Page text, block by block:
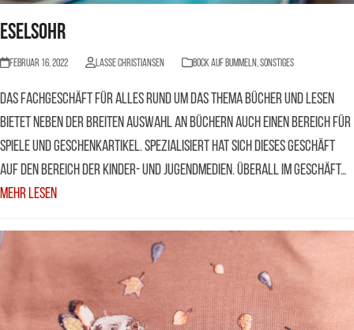
Eselsohr
Februar 16, 2022 Lasse Christiansen BOCK AUF BUMMELN,Sonstiges
Das Fachgeschäft für alles rund um das Thema Bücher und Lesen
bietet neben der breiten Auswahl an Büchern auch einen Bereich für
Spiele und Geschenkartikel. Spezialisiert hat sich dieses Geschäft
auf den Bereich der Kinder- und Jugendmedien. Überall im Geschäft…
Mehr Lesen